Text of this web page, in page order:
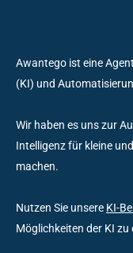
Awantego ist eine
(KI) und
Wir haben es uns zur
Intelligenz für kleine
machen.
Nutzen Sie unsere KI-
Möglichkeiten der KI zu